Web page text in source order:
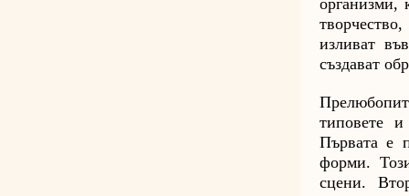
организми,
изливат
създават
типовете
Първата е
форми.
сцени.